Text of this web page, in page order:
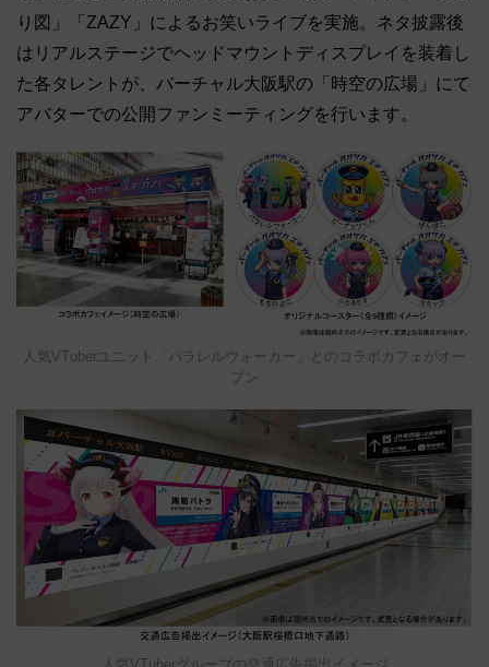
り図」「ZAZY」によるお笑いライブを実施。ネタ披露後
はリアルステージでヘッドマウントディスプレイを装着し
た各タレントが、バーチャル大阪駅の「時空の広場」にて
アバターでの公開ファンミーティングを行います。
人気VTuberユニット「パラレルウォーカー」とのコラボカフェがオー
プン